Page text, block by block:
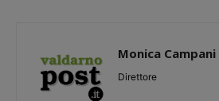
Monica Campani
Direttore